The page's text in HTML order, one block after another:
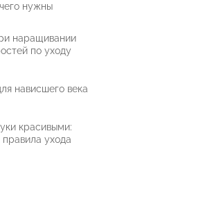
нужны
наращивании
по уходу
нависшего века
красивыми:
ухода